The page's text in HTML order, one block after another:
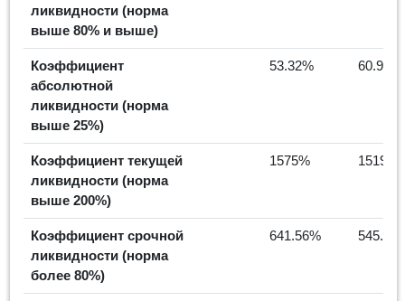
ликвидности (норма
выше 80% и выше)
Коэффициент
абсолютной
ликвидности (норма
выше 25%)
53.32% 60.92%
Коэффициент текущей
ликвидности (норма
выше 200%)
1575% 1519%
Коэффициент срочной
ликвидности (норма
более 80%)
641.56%